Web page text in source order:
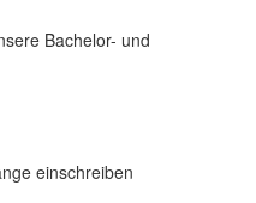
Bachelor- und
einschreiben